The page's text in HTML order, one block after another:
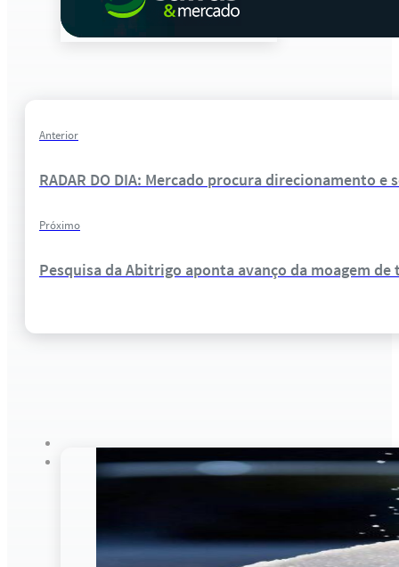
Anterior
RADAR DO DIA: Mercado procura direcionamento
Próximo
Pesquisa da Abitrigo aponta avanço da moagem